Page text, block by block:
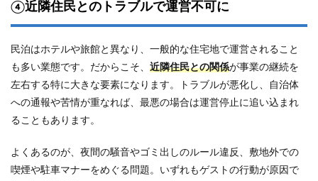
④近隣住民とのトラブルで運営不可に
民泊はホテルや旅館と異なり、一般的な住宅地で運営されること
も多い業態です。だからこそ、 近隣住民との関係が事業の継続を
左右する特に大きな要素になります。トラブルが悪化し、自治体
への通報や苦情が重なれば、最悪の場合は運営停止に追い込まれ
ることもあります。
よくあるのが、夜間の騒音やゴミ出しのルール違反、敷地外での
喫煙や駐車マナーをめぐる問題。いずれもゲストの行動が原因で